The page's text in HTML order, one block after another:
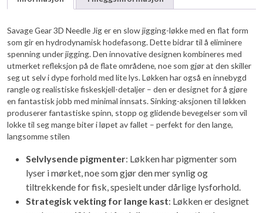
Savage Gear 3D Needle Jig er en slow jigging-løkke med en flat form
som gir en hydrodynamisk hodefasong. Dette bidrar til å eliminere
spenning under jigging. Den innovative designen kombineres med
utmerket refleksjon på de flate områdene, noe som gjør at den skiller
seg ut selv i dype forhold med lite lys. Løkken har også en innebygd
rangle og realistiske fiskeskjell-detaljer – den er designet for å gjøre
en fantastisk jobb med minimal innsats. Sinking-aksjonen til løkken
produserer fantastiske spinn, stopp og glidende bevegelser som vil
lokke til seg mange biter i løpet av fallet – perfekt for den lange,
langsomme stilen
Selvlysende pigmenter: Løkken har pigmenter som
lyser i mørket, noe som gjør den mer synlig og
tiltrekkende for fisk, spesielt under dårlige lysforhold.
Strategisk vekting for lange kast: Løkken er designet